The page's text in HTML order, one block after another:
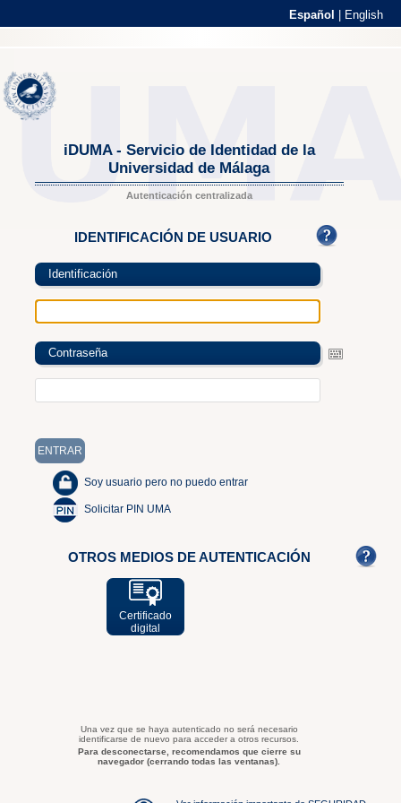
Español English
iDUMA - Servicio de Identidad de la
Universidad de Málaga
Autenticación centralizada
IDENTIFICACIÓN DE USUARIO
Identificación
Contraseña
Soy usuario pero no puedo entrar
Solicitar PIN UMA
OTROS MEDIOS DE AUTENTICACIÓN
Certificado
digital
Una vez que se haya autenticado no será necesario
identificarse de nuevo para acceder a otros recursos.
Para desconectarse, recomendamos que cierre su
navegador (cerrando todas las ventanas).